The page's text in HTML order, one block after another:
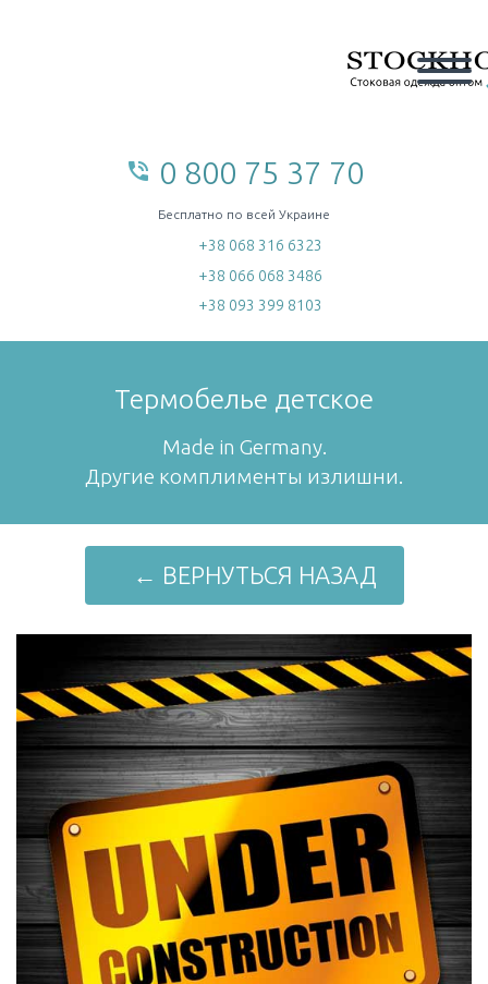
phone_in_talk 0 800 75 37 70
Бесплатно по всей Украине
+38 068 316 6323
+38 066 068 3486
+38 093 399 8103
Термобелье детское
Made in Germany.
Другие комплименты излишни.
← ВЕРНУТЬСЯ НАЗАД